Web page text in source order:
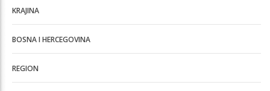
KRAJINA
BOSNA I HERCEGOVINA
REGION